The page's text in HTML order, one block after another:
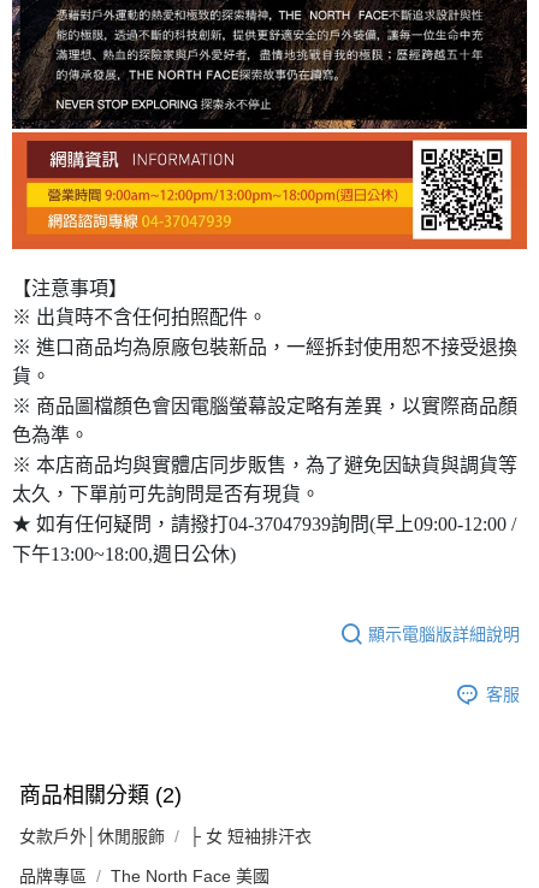
【注意事項】
※ 出貨時不含任何拍照配件。
※ 進口商品均為原廠包裝新品，一經拆封使用恕不接受退換
貨。
※ 商品圖檔顏色會因電腦螢幕設定略有差異，以實際商品顏
色為準。
※ 本店商品均與實體店同步販售，為了避免因缺貨與調貨等
太久，下單前可先詢問是否有現貨。
★ 如有任何疑問，請撥打04-37047939詢問(早上09:00-12:00 /
下午13:00~18:00,週日公休)
顯示電腦版詳細說明
客服
商品相關分類 (2)
女款戶外│休閒服飾 ├ 女 短袖排汗衣
品牌專區 The North Face 美國